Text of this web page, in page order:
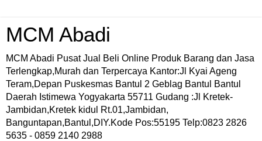
MCM Abadi
MCM Abadi Pusat Jual Beli Online Produk Barang dan Jasa
Terlengkap,Murah dan Terpercaya Kantor:Jl Kyai Ageng
Teram,Depan Puskesmas Bantul 2 Geblag Bantul Bantul
Daerah Istimewa Yogyakarta 55711 Gudang :Jl Kretek-
Jambidan,Kretek kidul Rt.01,Jambidan,
Banguntapan,Bantul,DIY.Kode Pos:55195 Telp:0823 2826
5635 - 0859 2140 2988